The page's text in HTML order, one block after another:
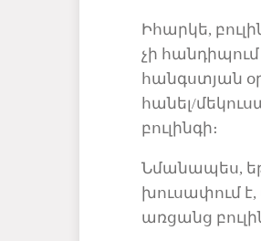
Իհարկե,
չի
հանգստյան
հանել/
բուլինգի։
Նմանապես,
խուսափում
առցանց